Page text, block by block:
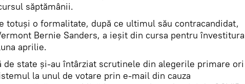
săptămânii.
totuşi o formalitate, după ce ultimul său contracandidat,
Bernie Sanders, a ieşit din cursa pentru învestitura
aprilie.
de state şi-au întârziat scrutinele din alegerile primare ori
la unul de votare prin e-mail din cauza